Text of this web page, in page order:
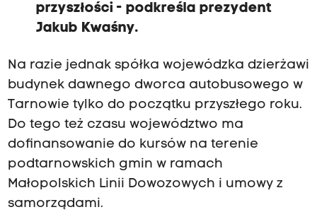
przyszłości - podkreśla prezydent
Jakub Kwaśny.
Na razie jednak spółka wojewódzka dzierżawi
budynek dawnego dworca autobusowego w
Tarnowie tylko do początku przyszłego roku.
Do tego też czasu województwo ma
dofinansowanie do kursów na terenie
podtarnowskich gmin w ramach
Małopolskich Linii Dowozowych i umowy z
samorządami.